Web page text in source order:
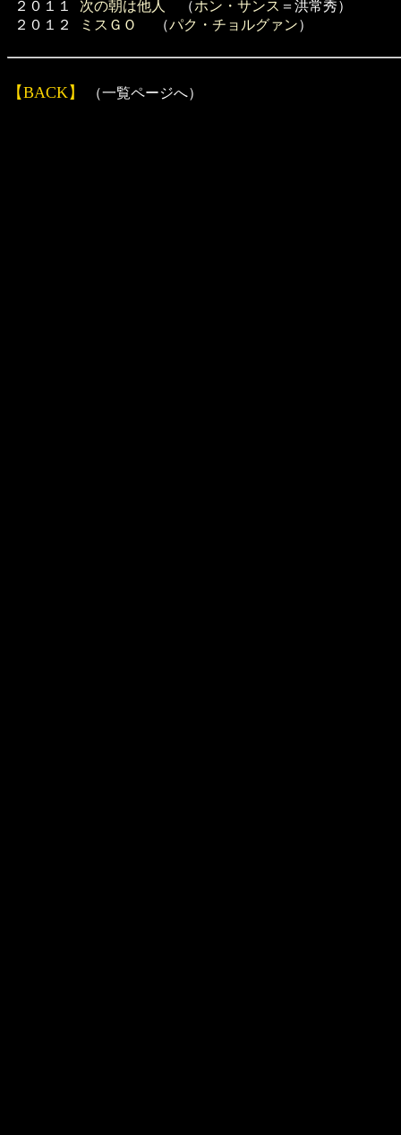
２０１１
２０１２
次の朝は他人 （ホン・サンス ＝洪常秀）
ミスＧＯ
（パク・チョルグァン）
【BACK】 （一覧ページへ）